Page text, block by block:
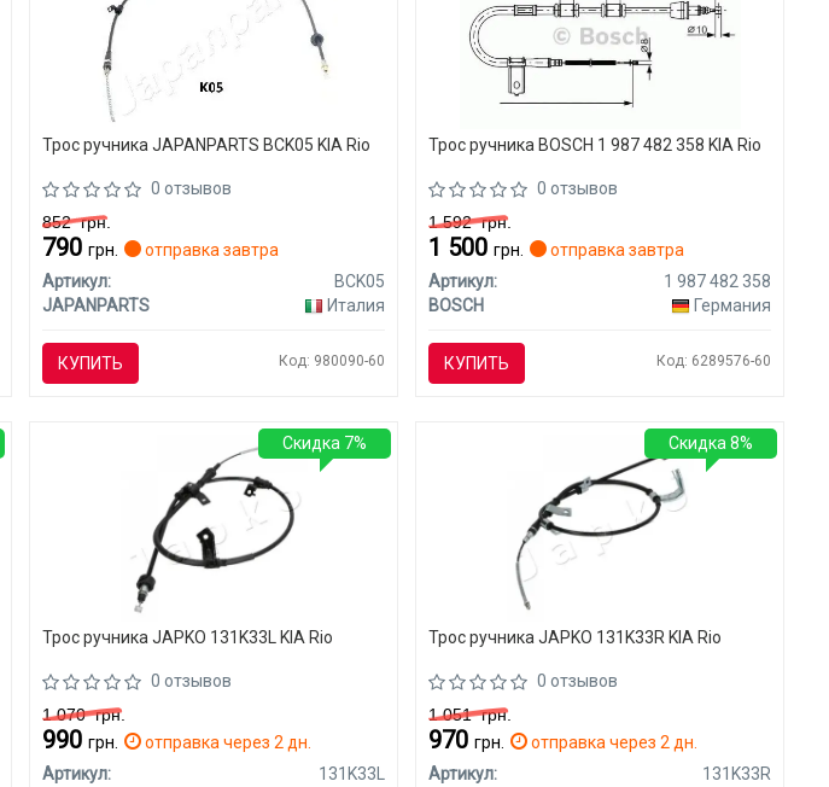
Трос ручника JAPANPARTS BCK05 KIA Rio
0 отзывов
852грн.
790грн.
отправка завтра
Артикул:
BCK05
JAPANPARTS
Италия
КУПИТЬ Код: 980090-60
Трос ручника BOSCH 1 987 482 358 KIA Rio
0 отзывов
1 592грн.
1 500грн.
отправка завтра
Артикул:
1 987 482 358
BOSCH
Германия
КУПИТЬ Код: 6289576-60
Трос ручника JAPKO 131K33L KIA Rio
0 отзывов
1 070грн.
990грн.
отправка через 2 дн.
Артикул:
131K33L
Скидка 7%
Трос ручника JAPKO 131K33R KIA Rio
0 отзывов
1 051грн.
970грн.
отправка через 2 дн.
Артикул:
131K33R
Скидка 8%